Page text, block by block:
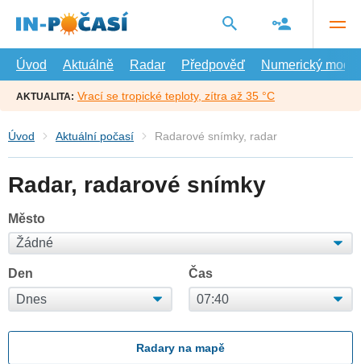
hlavní
Úvod
Aktuálně Radar Předpověď Numerický model
AKTUALITA: Vrací se tropické teploty, zítra až 35 °C
Úvod Aktuální počasí Radarové snímky, radar
Radar, radarové snímky
Město
Den Čas
Radary na mapě